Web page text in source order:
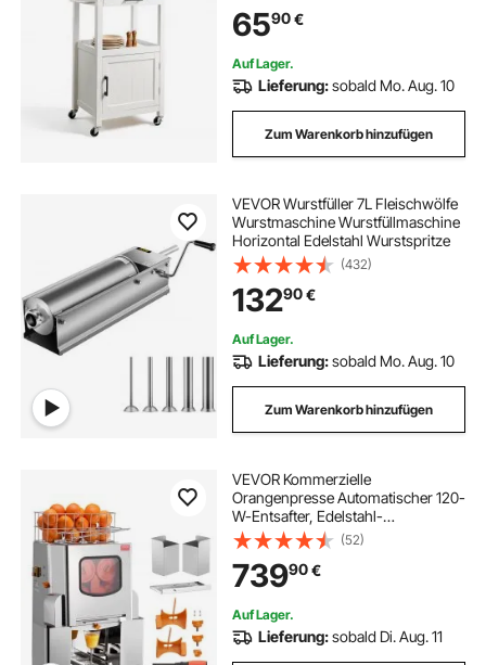
Mikrowellenständer für Esszimmer
Weiß
6590€
Auf Lager.
Lieferung:sobald Mo. Aug. 10
Zum Warenkorb hinzufügen
VEVOR Wurstfüller 7L Fleischwölfe
Wurstmaschine Wurstfüllmaschine
Horizontal Edelstahl Wurstspritze
(432)
13290€
Auf Lager.
Lieferung:sobald Mo. Aug. 10
Zum Warenkorb hinzufügen
VEVOR Kommerzielle
Orangenpresse Automatischer 120-
W-Entsafter, Edelstahl-
Orangenpresse für 20 Orangen pro
Minute, mit Herausziehbarer
Filterbox, Edelstahl Abdeckung
Zitruspresse Saftpresse Elektrisch
(52)
73990€
Auf Lager.
Lieferung:sobald Di. Aug. 11